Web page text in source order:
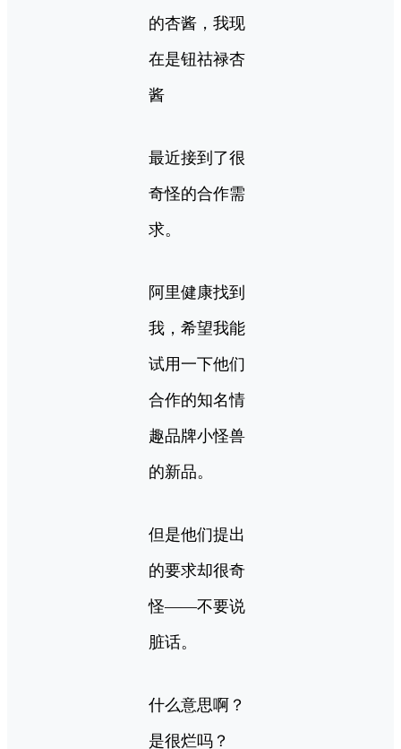
的杏酱，我现
在是钮祜禄杏
酱
最近接到了很
奇怪的合作需
求。
阿里健康找到
我，希望我能
试用一下他们
合作的知名情
趣品牌小怪兽
的新品。
但是他们提出
的要求却很奇
怪——不要说
脏话。
什么意思啊？
是很烂吗？